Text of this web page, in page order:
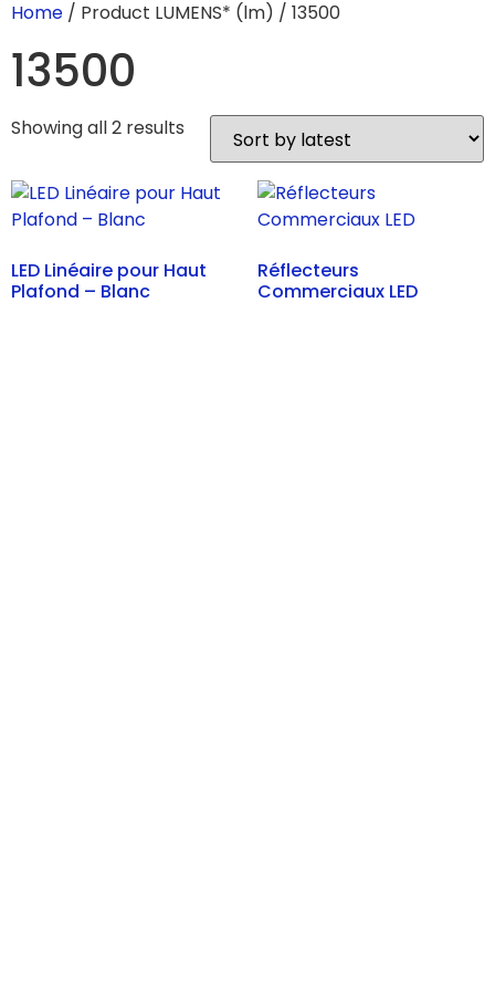
Home / Product LUMENS* (lm) / 13500
13500
Showing all 2 results
LED Linéaire pour Haut
Plafond – Blanc
Réflecteurs
Commerciaux LED